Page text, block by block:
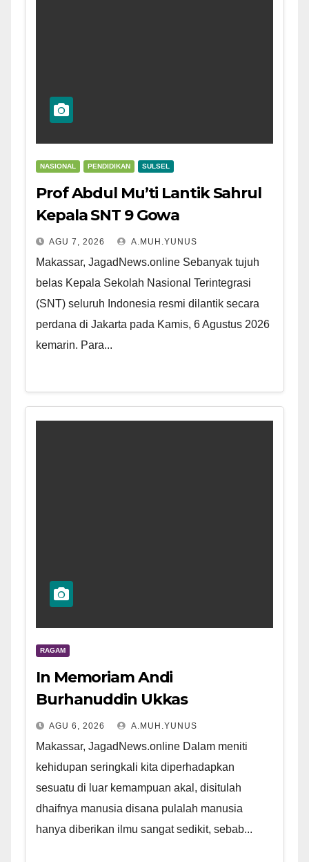
NASIONAL PENDIDIKAN SULSEL
Prof Abdul Mu’ti Lantik Sahrul
Kepala SNT 9 Gowa
AGU 7, 2026 A.MUH.YUNUS
Makassar, JagadNews.online Sebanyak tujuh
belas Kepala Sekolah Nasional Terintegrasi
(SNT) seluruh Indonesia resmi dilantik secara
perdana di Jakarta pada Kamis, 6 Agustus 2026
kemarin. Para...
RAGAM
In Memoriam Andi
Burhanuddin Ukkas
AGU 6, 2026 A.MUH.YUNUS
Makassar, JagadNews.online Dalam meniti
kehidupan seringkali kita diperhadapkan
sesuatu di luar kemampuan akal, disitulah
dhaifnya manusia disana pulalah manusia
hanya diberikan ilmu sangat sedikit, sebab...